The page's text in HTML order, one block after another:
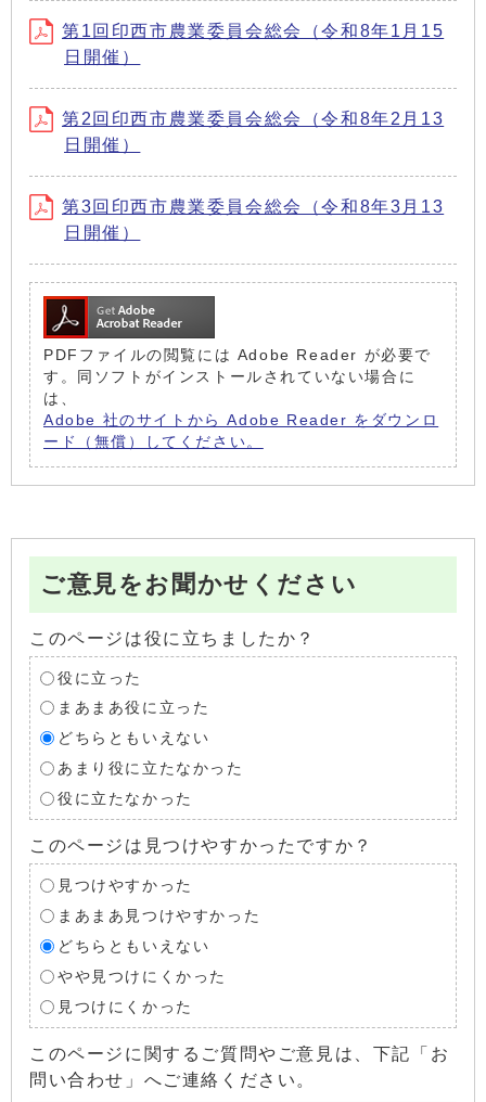
第1回印西市農業委員会総会（令和8年1月15
日開催）
第2回印西市農業委員会総会（令和8年2月13
日開催）
第3回印西市農業委員会総会（令和8年3月13
日開催）
PDFファイルの閲覧には Adobe Reader が必要で
す。同ソフトがインストールされていない場合に
は、
Adobe 社のサイトから Adobe Reader をダウンロ
ード（無償）してください。
ご意見をお聞かせください
このページは役に立ちましたか？
役に立った
まあまあ役に立った
どちらともいえない
あまり役に立たなかった
役に立たなかった
このページは見つけやすかったですか？
見つけやすかった
まあまあ見つけやすかった
どちらともいえない
やや見つけにくかった
見つけにくかった
このページに関するご質問やご意見は、下記「お
問い合わせ」へご連絡ください。